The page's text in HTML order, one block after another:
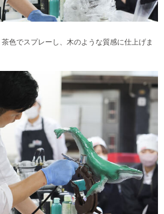
色でスプレーし、木のような質感に仕上げま